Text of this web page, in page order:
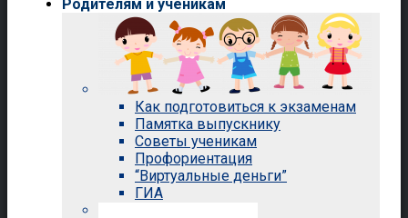
Родителям и ученикам
Как подготовиться к экзаменам
Памятка выпускнику
Советы ученикам
Профориентация
“Виртуальные деньги”
ГИА